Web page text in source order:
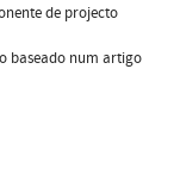
de projecto
baseado num artigo